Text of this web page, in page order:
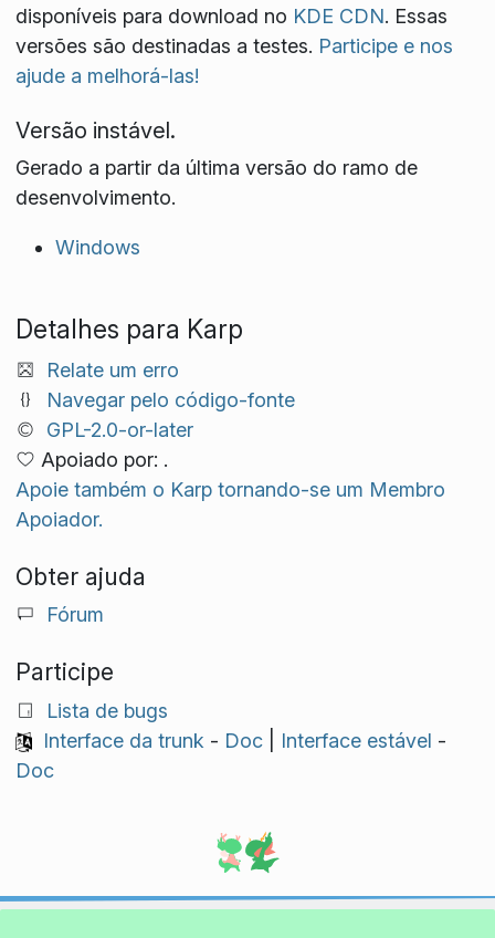
disponíveis para download no KDE CDN. Essas
versões são destinadas a testes. Participe e nos
ajude a melhorá-las!
Versão instável.
Gerado a partir da última versão do ramo de
desenvolvimento.
Windows
Detalhes para Karp
Relate um erro
Navegar pelo código-fonte
GPL-2.0-or-later
Apoiado por: .
Apoie também o Karp tornando-se um Membro
Apoiador.
Obter ajuda
Fórum
Participe
Lista de bugs
Interface da trunk - Doc| Interface estável -
Doc